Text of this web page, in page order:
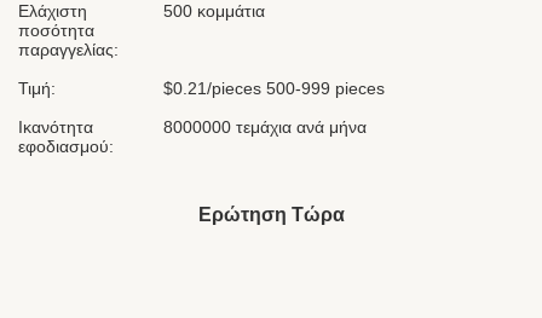
Ελάχιστη
ποσότητα
παραγγελίας:
500 κομμάτια
Τιμή:
$0.21/pieces 500-999 pieces
Ικανότητα
εφοδιασμού:
8000000 τεμάχια ανά μήνα
Ερώτηση Τώρα